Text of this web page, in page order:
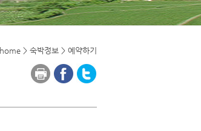
home > 숙박정보 > 예약하기